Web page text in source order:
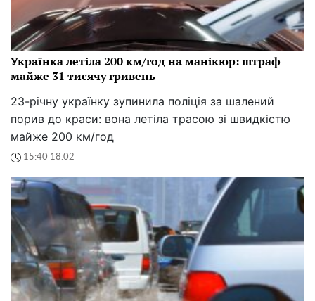
Українка летіла 200 км/год на манікюр: штраф
майже 31 тисячу гривень
23-річну українку зупинила поліція за шалений
порив до краси: вона летіла трасою зі швидкістю
майже 200 км/год
15:40 18.02